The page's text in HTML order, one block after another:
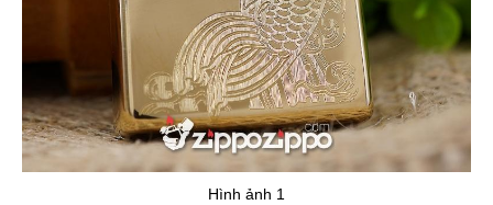
Hình ảnh 1